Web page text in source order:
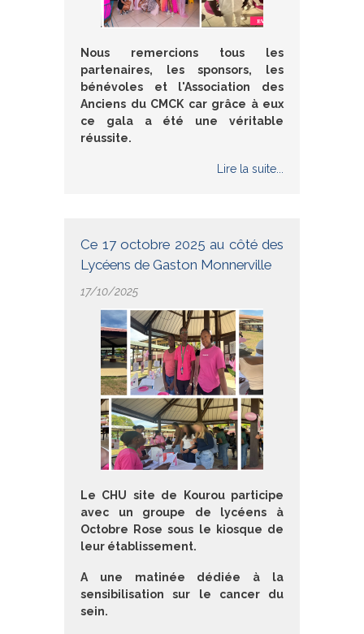
Nous remercions tous les
partenaires, les sponsors, les
bénévoles et l'Association des
Anciens du CMCK car grâce à eux
ce gala a été une véritable
réussite.
Lire la suite...
Ce 17 octobre 2025 au côté des
Lycéens de Gaston Monnerville
17/10/2025
Le CHU site de Kourou participe
avec un groupe de lycéens à
Octobre Rose sous le kiosque de
leur établissement.
A une matinée dédiée à la
sensibilisation sur le cancer du
sein.